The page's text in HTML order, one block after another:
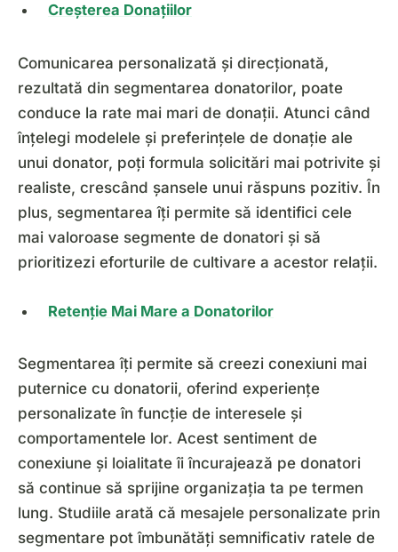
Creșterea Donațiilor
Comunicarea personalizată și direcționată,
rezultată din segmentarea donatorilor, poate
conduce la rate mai mari de donații. Atunci când
înțelegi modelele și preferințele de donație ale
unui donator, poți formula solicitări mai potrivite și
realiste, crescând șansele unui răspuns pozitiv. În
plus, segmentarea îți permite să identifici cele
mai valoroase segmente de donatori și să
prioritizezi eforturile de cultivare a acestor relații.
Retenție Mai Mare a Donatorilor
Segmentarea îți permite să creezi conexiuni mai
puternice cu donatorii, oferind experiențe
personalizate în funcție de interesele și
comportamentele lor. Acest sentiment de
conexiune și loialitate îi încurajează pe donatori
să continue să sprijine organizația ta pe termen
lung. Studiile arată că mesajele personalizate prin
segmentare pot îmbunătăți semnificativ ratele de